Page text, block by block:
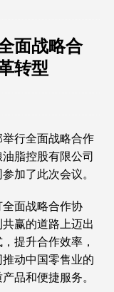
面战略合
转型
行全面战略合作
脂控股有限公司
加了此次会议。
面战略合作协
赢的道路上迈出
提升合作效率，
动中国零售业的
品和便捷服务。